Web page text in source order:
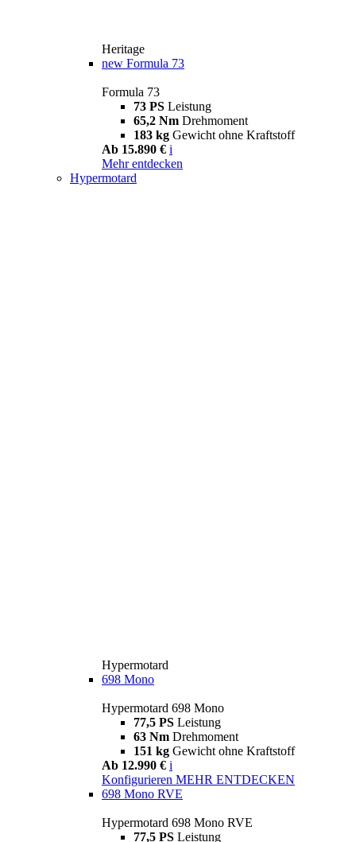
Heritage
new Formula 73
Formula 73
73 PS Leistung
65,2 Nm Drehmoment
183 kg Gewicht ohne Kraftstoff
Ab 15.890 € i
Mehr entdecken
Hypermotard
Hypermotard
698 Mono
Hypermotard 698 Mono
77,5 PS Leistung
63 Nm Drehmoment
151 kg Gewicht ohne Kraftstoff
Ab 12.990 € i
Konfigurieren MEHR ENTDECKEN
698 Mono RVE
Hypermotard 698 Mono RVE
77,5 PS Leistung